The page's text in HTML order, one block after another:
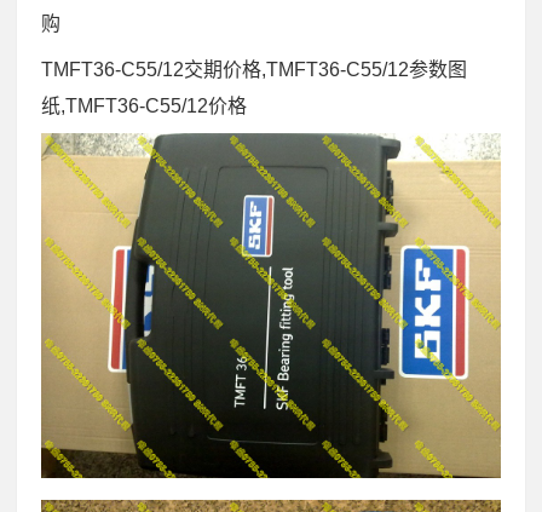
购
TMFT36-C55/12交期价格,TMFT36-C55/12参数图
纸,TMFT36-C55/12价格